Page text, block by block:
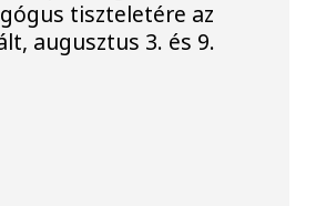
tiszteletére az
augusztus 3. és 9.